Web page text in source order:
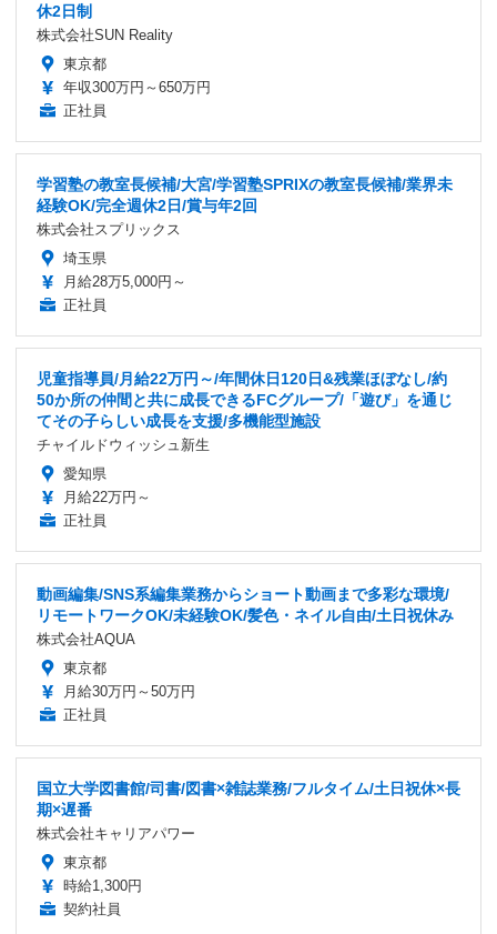
休2日制
株式会社SUN Reality
東京都
年収300万円～650万円
正社員
学習塾の教室長候補/大宮/学習塾SPRIXの教室長候補/業界未
経験OK/完全週休2日/賞与年2回
株式会社スプリックス
埼玉県
月給28万5,000円～
正社員
児童指導員/月給22万円～/年間休日120日&残業ほぼなし/約
50か所の仲間と共に成長できるFCグループ/「遊び」を通じ
てその子らしい成長を支援/多機能型施設
チャイルドウィッシュ新生
愛知県
月給22万円～
正社員
動画編集/SNS系編集業務からショート動画まで多彩な環境/
リモートワークOK/未経験OK/髪色・ネイル自由/土日祝休み
株式会社AQUA
東京都
月給30万円～50万円
正社員
国立大学図書館/司書/図書×雑誌業務/フルタイム/土日祝休×長
期×遅番
株式会社キャリアパワー
東京都
時給1,300円
契約社員